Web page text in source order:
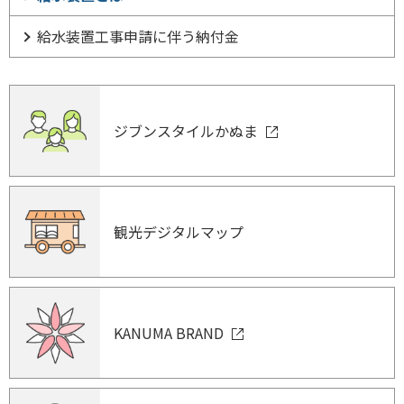
給水装置工事申請に伴う納付金
ジブンスタイルかぬま
観光デジタルマップ
KANUMA BRAND